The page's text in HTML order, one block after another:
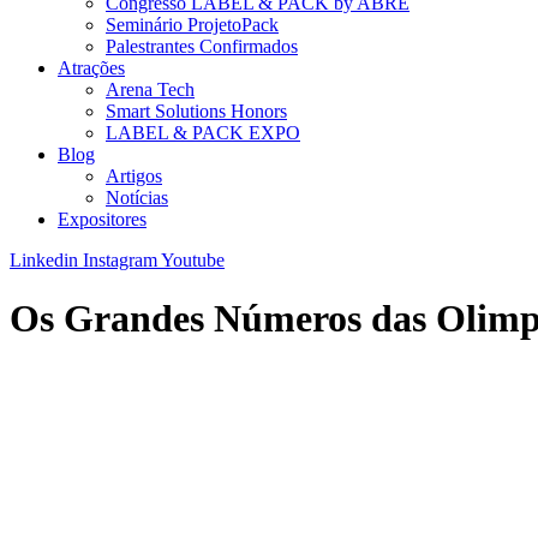
Seminário ProjetoPack
Palestrantes Confirmados
Atrações
Arena Tech
Smart Solutions Honors
LABEL & PACK EXPO
Blog
Artigos
Notícias
Expositores
Linkedin InstagramYoutube
Os Grandes Números das